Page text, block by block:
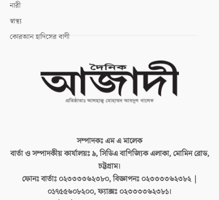
নারী
স্বাস্থ্য
কোরআন হাদিসের বাণী
সম্পাদকঃএম এ মালেক
বার্তা ও সম্পাদকীয় কার্যালয়ঃ৯, সিডিএ বাণিজ্যিক এলাকা, মোমিন রোড,
চট্টগ্রাম।
ফোনঃ বার্তাঃ ০২৩৩৩৩৬২৩৮০, বিজ্ঞাপনঃ ০২৩৩৩৩৬২৩৮২ |
০১৭৫৫৬০৮২০০, ফ্যাক্সঃ ০২৩৩৩৩৬২৩৮১।